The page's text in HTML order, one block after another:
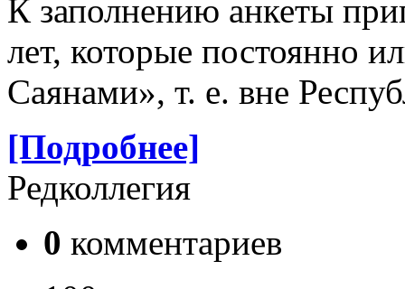
К заполнению анкеты
лет, которые постоянно
Саянами», т. е. вне
[Подробнее]
Редколлегия
0 комментариев